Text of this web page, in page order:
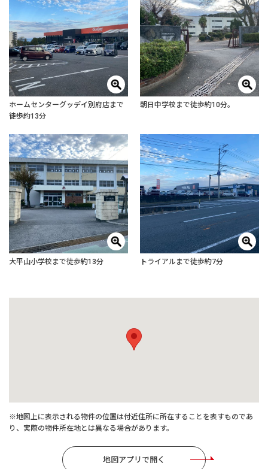
ホームセンターグッデイ別府店まで
徒歩約13分
朝日中学校まで徒歩約10分。
大平山小学校まで徒歩約13分 トライアルまで徒歩約7分
※地図上に表示される物件の位置は付近住所に所在することを表すものであ
り、実際の物件所在地とは異なる場合があります。
地図アプリで開く